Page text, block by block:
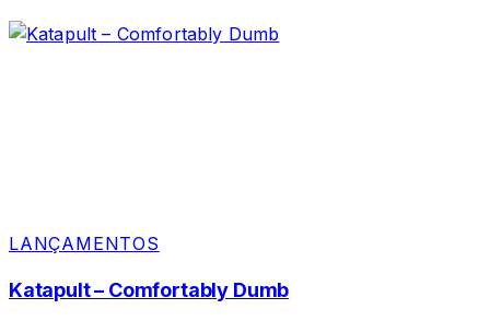
LANÇAMENTOS
Katapult – Comfortably Dumb